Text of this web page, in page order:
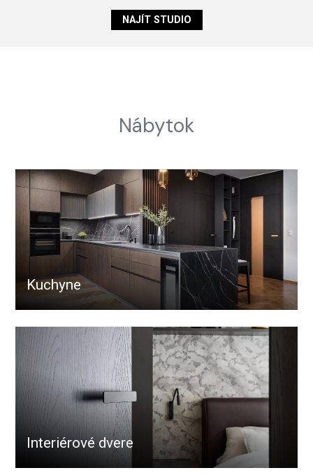
NAJÍT STUDIO
Nábytok
Kuchyne
Interiérové dvere